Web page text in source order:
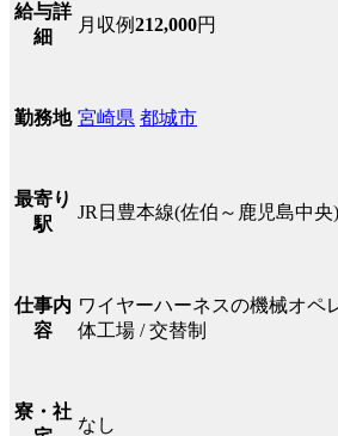
給与詳
細
月収例212,000円
勤務地 宮崎県 都城市
最寄り
駅
JR日豊本線(佐伯～鹿児島中央
仕事内
容
ワイヤーハーネスの機械オペ
体工場 / 交替制
寮・社
なし